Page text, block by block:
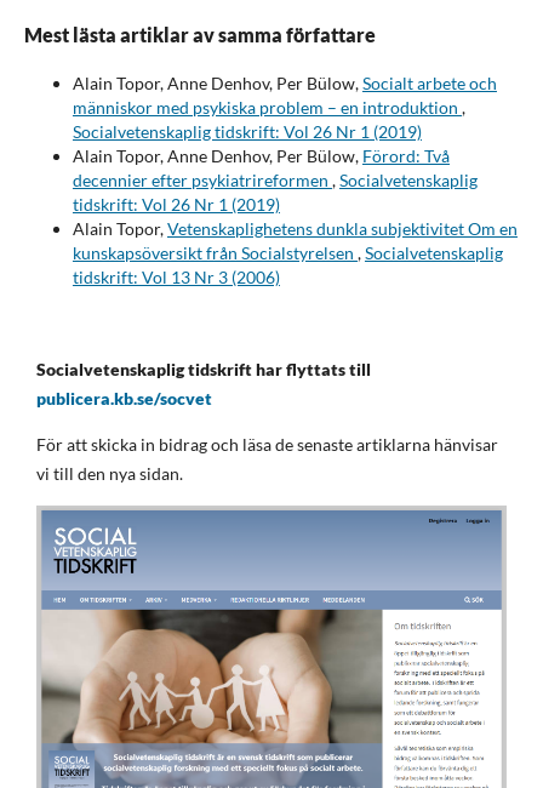
Mest lästa artiklar av samma författare
Alain Topor, Anne Denhov, Per Bülow,Socialt arbete och
människor med psykiska problem – en introduktion ,
Socialvetenskaplig tidskrift: Vol 26 Nr 1 (2019)
Alain Topor, Anne Denhov, Per Bülow, Förord: Två
decennier efter psykiatrireformen ,Socialvetenskaplig
tidskrift: Vol 26 Nr 1 (2019)
Alain Topor,Vetenskaplighetens dunkla subjektivitet Om en
kunskapsöversikt från Socialstyrelsen ,Socialvetenskaplig
tidskrift: Vol 13 Nr 3 (2006)
Socialvetenskaplig tidskrift har flyttats till
publicera.kb.se/socvet
För att skicka in bidrag och läsa de senaste artiklarna hänvisar
vi till den nya sidan.